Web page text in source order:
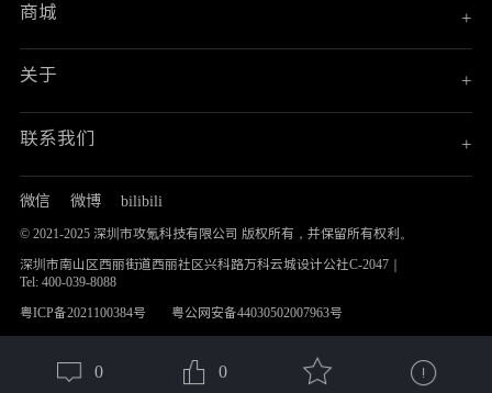
0 0
微信 微博 bilibili
商城 +
关于 +
联系我们 +
粤ICP备2021100384号 粤公网安备44030502007963号
© 2021-2025 深圳市攻氪科技有限公司 版权所有，并保留所有权利。
深圳市南山区西丽街道西丽社区兴科路万科云城设计公社C-2047｜
Tel: 400-039-8088